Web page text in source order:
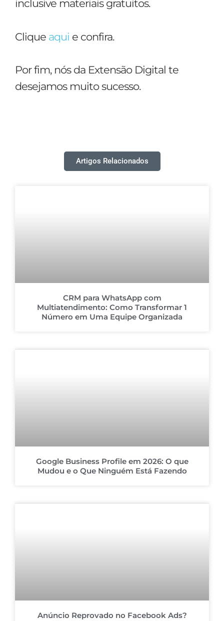
inclusive materiais gratuitos.
Clique aqui e confira.
Por fim, nós da Extensão Digital te
desejamos muito sucesso.
Artigos Relacionados
CRM para WhatsApp com
Multiatendimento: Como Transformar 1
Número em Uma Equipe Organizada
Google Business Profile em 2026: O que
Mudou e o Que Ninguém Está Fazendo
Anúncio Reprovado no Facebook Ads?